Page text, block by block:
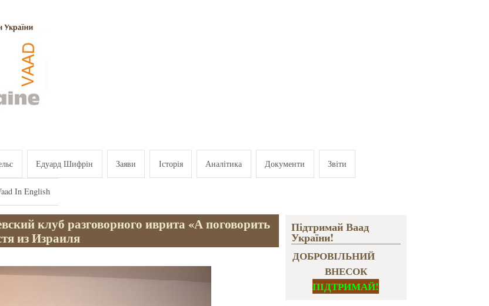
Едуард Шифрін Заяви Історія Аналітика Документи Звіти
In English
клуб разговорного иврита «А поговорить
из Израиля
Підтримай Ваад
України!
ДОБРОВІЛЬНИЙ
ВНЕСОК
ПІДТРИМАЙ!